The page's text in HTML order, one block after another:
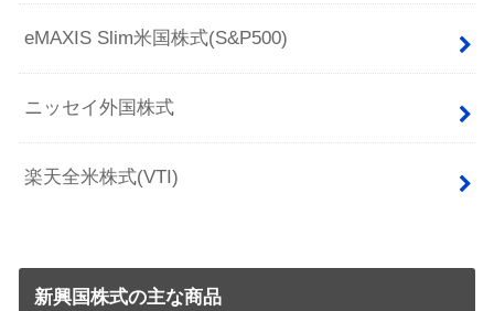
eMAXIS Slim米国株式(S&P500)
ニッセイ外国株式
楽天全米株式(VTI)
新興国株式の主な商品